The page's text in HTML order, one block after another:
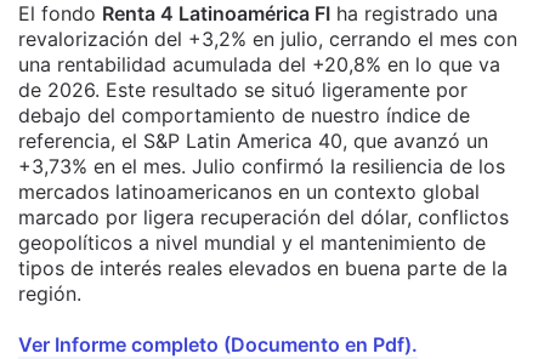
El fondo Renta 4 Latinoamérica FI ha registrado una
revalorización del +3,2% en julio, cerrando el mes con
una rentabilidad acumulada del +20,8% en lo que va
de 2026. Este resultado se situó ligeramente por
debajo del comportamiento de nuestro índice de
referencia, el S&P Latin America 40, que avanzó un
+3,73% en el mes. Julio confirmó la resiliencia de los
mercados latinoamericanos en un contexto global
marcado por ligera recuperación del dólar, conflictos
geopolíticos a nivel mundial y el mantenimiento de
tipos de interés reales elevados en buena parte de la
región.
Ver Informe completo (Documento en Pdf).